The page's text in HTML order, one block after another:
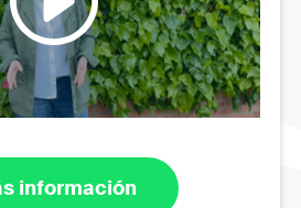
información